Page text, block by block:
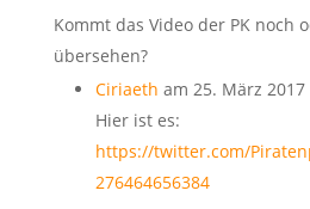
Kommt das Video der PK noch
übersehen?
Ciriaeth am 25. März
Hier ist es:
https://twitter.com/
276464656384